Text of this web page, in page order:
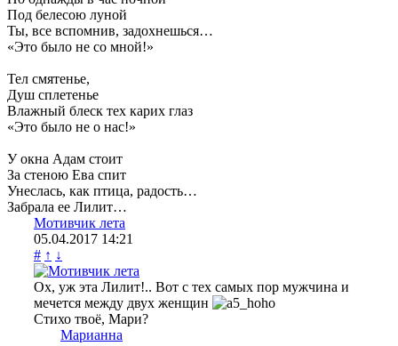
Под белесою луной
Ты, все вспомнив, задохнешься…
«Это было не со мной!»
Тел смятенье,
Душ сплетенье
Влажный блеск тех карих глаз
«Это было не о нас!»
У окна Адам стоит
За стеною Ева спит
Унеслась, как птица, радость…
Забрала ее Лилит…
Мотивчик лета
05.04.2017 14:21
# ↑ ↓
Ох, уж эта Лилит!.. Вот с тех самых пор мужчина и
мечется между двух женщин
Стихо твоё, Мари?
Марианна